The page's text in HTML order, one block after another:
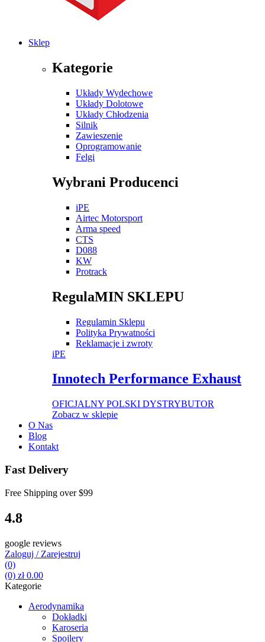
Sklep
Kategorie
Układy Wydechowe
Układy Dolotowe
Układy Chłodzenia
Silnik
Zawieszenie
Oprogramowanie
Felgi
Wybrani Producenci
iPE
Airtec Motorsport
Arma speed
CTS
D088
KW
Protrack
RegulaMIN SKLEPU
Regulamin Sklepu
Polityka Prywatności
Reklamacje i zwroty
iPE
Innotech Performance Exhaust
OFICJALNY POLSKI DYSTRYBUTOR
Zobacz w sklepie
O Nas
Blog
Kontakt
Fast Delivery
Free Shipping over$99
4.8
google reviews
Zaloguj / Zarejestruj
(0)
(0) zł0.00
Kategorie
Aerodynamika
Dokładki
Karoseria
Spojlery